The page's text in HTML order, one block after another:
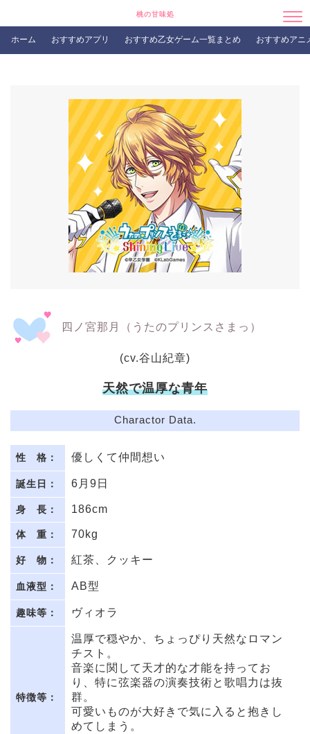
桃の甘味処
ホーム おすすめアプリ おすすめ乙女ゲーム一覧まとめ おすすめアニ
四ノ宮那月（うたのプリンスさまっ）
(cv.谷山紀章)
天然で温厚な青年
Charactor Data.
性 格： 優しくて仲間想い
誕生日： 6月9日
身 長： 186cm
体 重： 70kg
好 物： 紅茶、クッキー
血液型： AB型
趣味等： ヴィオラ
特徴等：
温厚で穏やか、ちょっぴり天然なロマン
チスト。
音楽に関して天才的な才能を持ってお
り、特に弦楽器の演奏技術と歌唱力は抜
群。
可愛いものが大好きで気に入ると抱きし
めてしまう。